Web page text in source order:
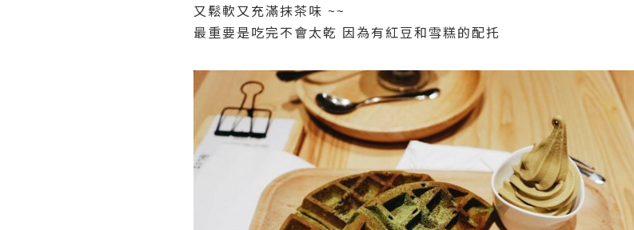
又鬆軟又充滿抹茶味 ~~
最重要是吃完不會太乾 因為有紅豆和雪糕的配托